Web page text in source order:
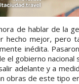
de hablar de la
hecho mejor, pero
inédita.
el gobierno nacional
adelante y a
obras de este tipo